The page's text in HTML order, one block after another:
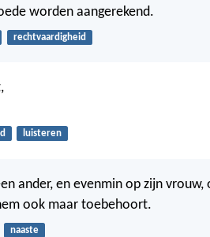
worden aangerekend.
rechtvaardigheid
luisteren
ander, en evenmin op zijn vrouw,
ook maar toebehoort.
naaste